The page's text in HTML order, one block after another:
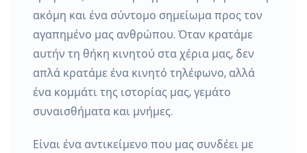
ακόμη και ένα σύντομο σημείωμα προς τον
αγαπημένο μας ανθρώπου. Όταν κρατάμε
αυτήν τη θήκη κινητού στα χέρια μας, δεν
απλά κρατάμε ένα κινητό τηλέφωνο, αλλά
ένα κομμάτι της ιστορίας μας, γεμάτο
συναισθήματα και μνήμες.
Είναι ένα αντικείμενο που μας συνδέει με